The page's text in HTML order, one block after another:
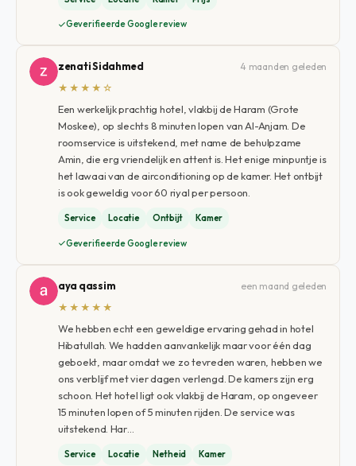
Geverifieerde Google review
zenati Sidahmed
4 maanden geleden
★★★★☆
Een werkelijk prachtig hotel, vlakbij de Haram (Grote
Moskee), op slechts 8 minuten lopen van Al-Anjam. De
roomservice is uitstekend, met name de behulpzame
Amin, die erg vriendelijk en attent is. Het enige minpuntje is
het lawaai van de airconditioning op de kamer. Het ontbijt
is ook geweldig voor 60 riyal per persoon.
Service Locatie Ontbijt Kamer
Geverifieerde Google review
aya qassim
een maand geleden
★★★★★
We hebben echt een geweldige ervaring gehad in hotel
Hibatullah. We hadden aanvankelijk maar voor één dag
geboekt, maar omdat we zo tevreden waren, hebben we
ons verblijf met vier dagen verlengd. De kamers zijn erg
schoon. Het hotel ligt ook vlakbij de Haram, op ongeveer
15 minuten lopen of 5 minuten rijden. De service was
uitstekend. Har…
Service Locatie Netheid Kamer